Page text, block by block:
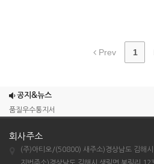
Prev 1
공지&뉴스
우수단체표준제품확인서 (공동주택용 반침장)
품질우수통지서
우수단체표준제품확인서 (공동주택용 현관장)
회사주소
(주)아티오/(50800) 새주소)경상남도 김해